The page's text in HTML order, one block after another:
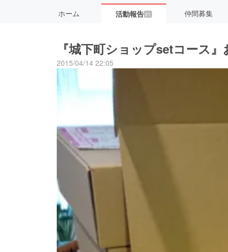
ホーム 活動報告 21 仲間募集
『城下町ショップsetコース
2015/04/14 22:05